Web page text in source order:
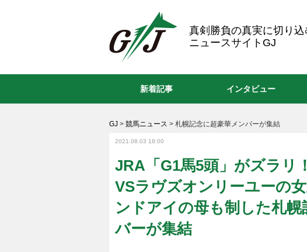
真剣勝負の真実に切り込
ニュースサイトGJ
GJ > 競馬ニュース > 札幌記念に超豪華メンバーが集結
2021.08.03 18:00
JRA「G1馬5頭」がズラリ
VSラヴズオンリーユーの
ンドアイの母も制した札
バーが集結
新着記事 インタビュー